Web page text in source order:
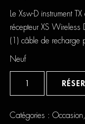
Le Xsw-D instrument
récepteur XS
(1) câble de recharge
Neuf
XS
Wireless
Catégories : Occasion